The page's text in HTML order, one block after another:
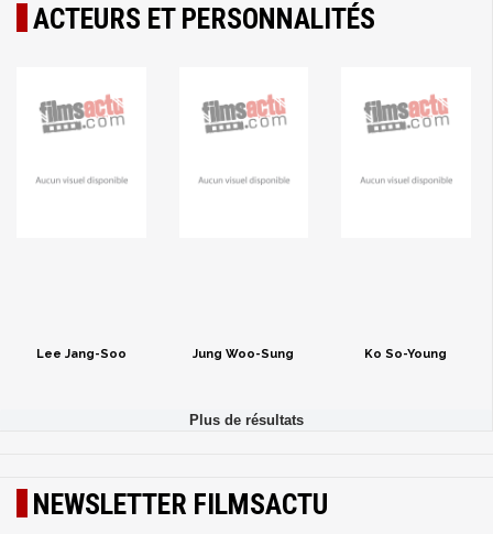
ACTEURS ET PERSONNALITÉS
Lee Jang-Soo Jung Woo-Sung Ko So-Young
NEWSLETTER FILMSACTU